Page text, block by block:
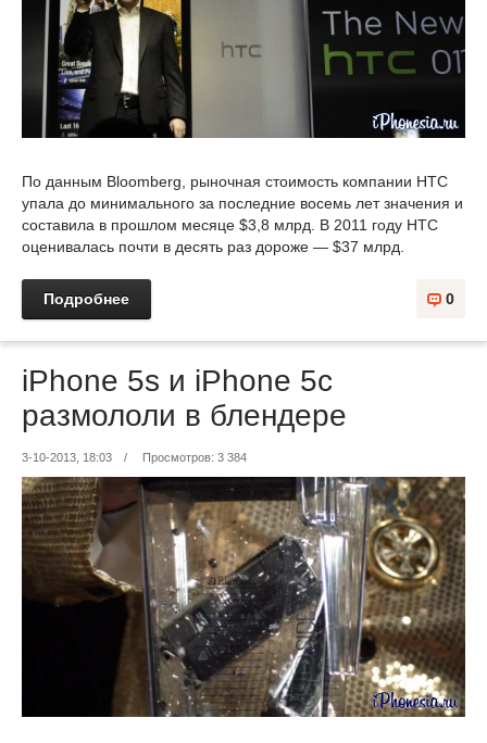
По данным Bloomberg, рыночная стоимость компании HTC
упала до минимального за последние восемь лет значения и
составила в прошлом месяце $3,8 млрд. В 2011 году HTC
оценивалась почти в десять раз дороже — $37 млрд.
Подробнее 0
iPhone 5s и iPhone 5c
размололи в блендере
3-10-2013, 18:03 / Просмотров: 3 384